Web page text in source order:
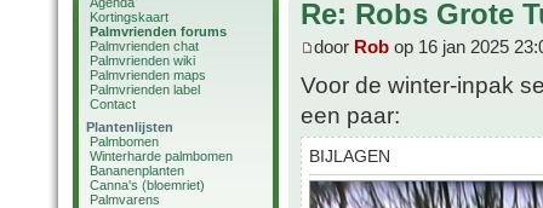
Kortingskaart
Palmvrienden forums
Palmvrienden chat
Palmvrienden wiki
Palmvrienden maps
Palmvrienden label
Contact
Plantenlijsten
Palmbomen
Winterharde palmbomen
Bananenplanten
Canna's (bloemriet)
Palmvarens
Re: Robs Grote
door Rob op 16 jan 2025
Voor de winter-inpak
een paar:
BIJLAGEN